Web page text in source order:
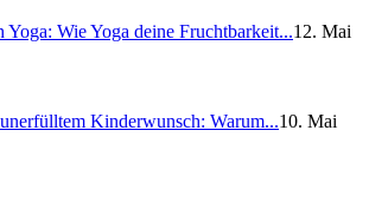
Wie Yoga dei­ne Frucht­bar­keit...12. Mai
Kin­der­wunsch: War­um...10. Mai